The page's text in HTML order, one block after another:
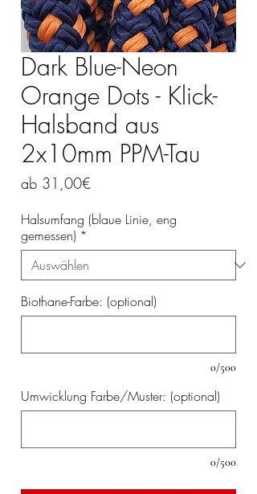
Dark Blue-Neon
Orange Dots - Klick-
Halsband aus
2x10mm PPM-Tau
ab 31,00€
Halsumfang (blaue Linie, eng
gemessen) *
Biothane-Farbe: (optional)
0/500
Umwicklung Farbe/Muster: (optional)
0/500